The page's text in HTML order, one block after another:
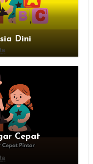
Dini
Cepat